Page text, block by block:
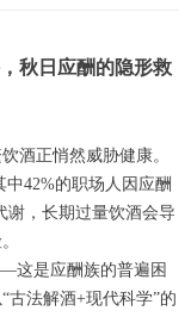
秋日应酬的隐形救
酒正悄然威胁健康。
42%的职场人因应酬
谢，长期过量饮酒会导
这是应酬族的普遍困
古法解酒+现代科学”的